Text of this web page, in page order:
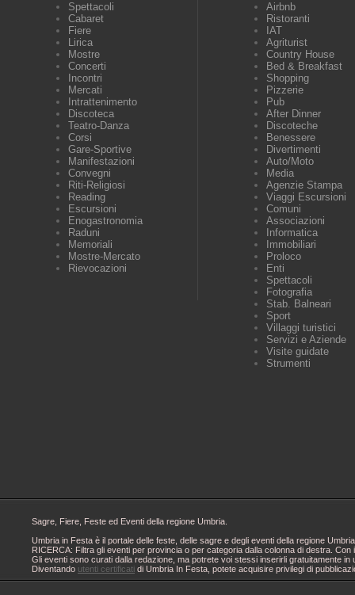
Spettacoli
Cabaret
Fiere
Lirica
Mostre
Concerti
Incontri
Mercati
Intrattenimento
Discoteca
Teatro-Danza
Corsi
Gare-Sportive
Manifestazioni
Convegni
Riti-Religiosi
Reading
Escursioni
Enogastronomia
Raduni
Memoriali
Mostre-Mercato
Rievocazioni
Airbnb
Ristoranti
IAT
Agriturist
Country House
Bed & Breakfast
Shopping
Pizzerie
Pub
After Dinner
Discoteche
Benessere
Divertimenti
Auto/Moto
Media
Agenzie Stampa
Viaggi Escursioni
Comuni
Associazioni
Informatica
Immobiliari
Proloco
Enti
Spettacoli
Fotografia
Stab. Balneari
Sport
Villaggi turistici
Servizi e Aziende
Visite guidate
Strumenti
Sagre, Fiere, Feste ed Eventi della regione Umbria.
Umbria in Festa è il portale delle feste, delle sagre e degli eventi della regione
RICERCA: Filtra gli eventi per provincia o per categoria dalla colonna di destra.
Gli eventi sono curati dalla redazione, ma potrete voi stessi inserirli gratuitamente
Diventando utenti certificati di Umbria In Festa, potete acquisire privilegi di